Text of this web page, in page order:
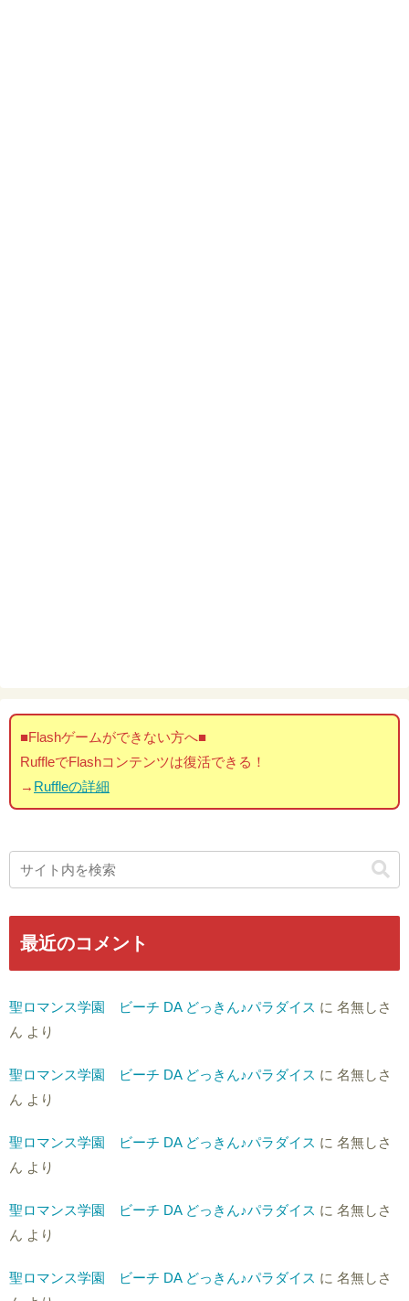
■Flashゲームができない方へ■
RuffleでFlashコンテンツは復活できる！
→ Ruffleの詳細
最近のコメント
聖ロマンス学園 ビーチ DA どっきん♪パラダイス に 名無しさ
ん より
聖ロマンス学園 ビーチ DA どっきん♪パラダイス に 名無しさ
ん より
聖ロマンス学園 ビーチ DA どっきん♪パラダイス に 名無しさ
ん より
聖ロマンス学園 ビーチ DA どっきん♪パラダイス に 名無しさ
ん より
聖ロマンス学園 ビーチ DA どっきん♪パラダイス に 名無しさ